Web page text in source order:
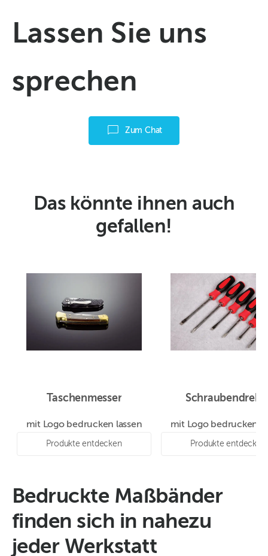
Lassen Sie uns
sprechen
Zum Chat
Das könnte ihnen auch
gefallen!
Taschenmesser
mit Logo bedrucken lassen
Produkte entdecken
mit Logo bedrucken
Produkte entdecken
Bedruckte Maßbänder
finden sich in nahezu
jeder Werkstatt